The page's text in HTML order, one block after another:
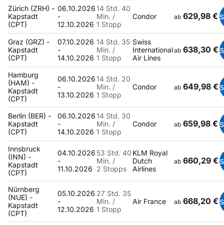
Zürich (ZRH) -
Kapstadt
(CPT)
06.10.2026
-
12.10.2026
14 Std. 40
Min. /
1 Stopp
Condor ab 629,98 €
Graz (GRZ) -
Kapstadt
(CPT)
07.10.2026
-
14.10.2026
14 Std. 35
Min. /
1 Stopp
Swiss
International
Air Lines
ab 638,30 €
Hamburg
(HAM) -
Kapstadt
(CPT)
06.10.2026
-
13.10.2026
14 Std. 20
Min. /
1 Stopp
Condor ab 649,98 €
Berlin (BER) -
Kapstadt
(CPT)
06.10.2026
-
14.10.2026
14 Std. 30
Min. /
1 Stopp
Condor ab 659,98 €
Innsbruck
(INN) -
Kapstadt
(CPT)
04.10.2026
-
11.10.2026
53 Std. 40
Min. /
2 Stopps
KLM Royal
Dutch
Airlines
ab 660,29 €
Nürnberg
(NUE) -
Kapstadt
(CPT)
05.10.2026
-
12.10.2026
27 Std. 35
Min. /
1 Stopp
Air France ab 668,20 €